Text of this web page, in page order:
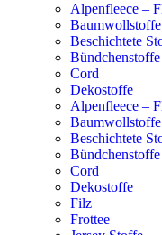
Alpenfleece –
Baumwollstoffe
Beschichtete
Bündchenstoffe
Cord
Dekostoffe
Alpenfleece –
Baumwollstoffe
Beschichtete
Bündchenstoffe
Cord
Dekostoffe
Filz
Frottee